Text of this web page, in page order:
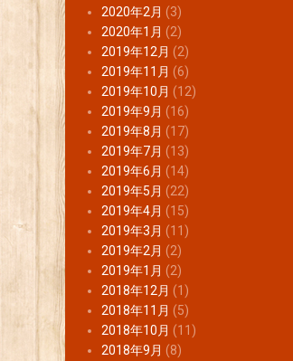
2020年2月 (3)
2020年1月 (2)
2019年12月 (2)
2019年11月 (6)
2019年10月 (12)
2019年9月 (16)
2019年8月 (17)
2019年7月 (13)
2019年6月 (14)
2019年5月 (22)
2019年4月 (15)
2019年3月 (11)
2019年2月 (2)
2019年1月 (2)
2018年12月 (1)
2018年11月 (5)
2018年10月 (11)
2018年9月 (8)